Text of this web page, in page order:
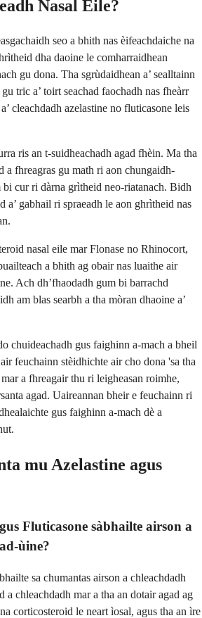
Nasal Eile?
seo a bhith nas èifeachdaiche na
dha daoine le comharraidhean
gu dona. Tha sgrùdaidhean a’ sealltainn
tric a’ toirt seachad faochadh nas fheàrr
cleachdadh azelastine no fluticasone leis
ris an t-suidheachadh agad fhèin. Ma tha
a fhreagras gu math ri aon chungaidh-
bi cur ri dàrna grìtheid neo-riatanach. Bidh
a’ gabhail ri spraeadh le aon ghrìtheid nas
nasal eile mar Flonase no Rhinocort,
a bhith ag obair nas luaithe air
Ach dh’fhaodadh gum bi barrachd
am blas searbh a tha mòran dhaoine a’
chuideachadh gus faighinn a-mach a bheil
feuchainn stèidhichte air cho dona 'sa tha
a fhreagair thu ri leigheasan roimhe,
agad. Uaireannan bheir e feuchainn ri
gus faighinn a-mach dè a
mu Azelastine agus
Fluticasone sàbhailte airson a
ùine?
sa chumantas airson a chleachdadh
a chleachdadh mar a tha an dotair agad ag
corticosteroid le neart ìosal, agus tha an ìre